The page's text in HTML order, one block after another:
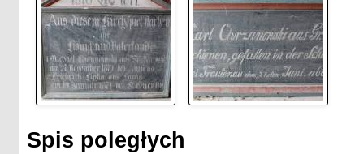
Spis poległych